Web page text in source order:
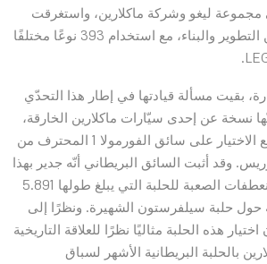
مجموعة ليغو وشركة ماكلارين، واستغرقت
العملية 8344 ساعة من التطوير والبناء، مع استخدام 393 نوعًا مختلفًا
بقيت مسألة قيادتها في إطار هذا التحدّي
نسخة عن إحدى سيّارات ماكلارين الخارقة،
فكان من البديهي أن يقع الاختيار على سائق الفورمولا 1 المحترف من
وقد أثبت السائق البريطاني أنّه جدير بهذا
التحدّي، حيث واجه المنعطفات الصعبة للحلبة التي يبلغ طولها 5.891
حول حلبة سيلفرستون الشهيرة. ونظرًا إلى
هذه الحلبة مثاليًا نظرًا للعلاقة التاريخية
بالحلبة البريطانية الأشهر لسباق